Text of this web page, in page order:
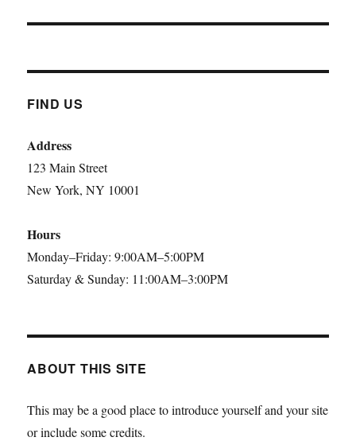
FIND US
Address
123 Main Street
New York, NY 10001
Hours
Monday–Friday: 9:00AM–5:00PM
Saturday & Sunday: 11:00AM–3:00PM
ABOUT THIS SITE
This may be a good place to introduce yourself and your site
or include some credits.